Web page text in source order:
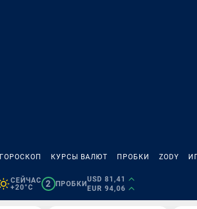
ГОРОСКОП КУРСЫ ВАЛЮТ ПРОБКИ ZODY
СЕЙЧАС
+20°C
2 ПРОБКИ
USD 81,41
EUR 94,06